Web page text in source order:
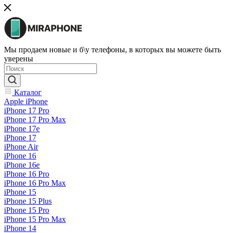
Мы продаем новые и б\у телефоны, в которых вы можете быть
уверены
Каталог
Apple iPhone
iPhone 17 Pro
iPhone 17 Pro Max
iPhone 17e
iPhone 17
iPhone Air
iPhone 16
iPhone 16e
iPhone 16 Pro
iPhone 16 Pro Max
iPhone 15
iPhone 15 Plus
iPhone 15 Pro
iPhone 15 Pro Max
iPhone 14